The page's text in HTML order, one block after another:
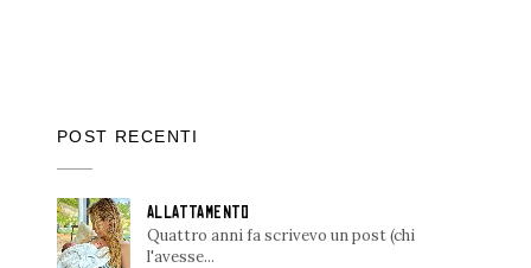
POST RECENTI
ALLATTAMENTO
Quattro anni fa scrivevo un post (chi
l'avesse...